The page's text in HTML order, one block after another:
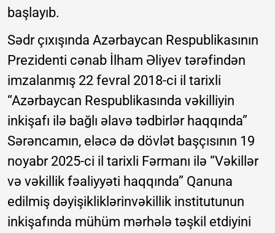
başlayıb.
Sədr çıxışında Azərbaycan Respublikasının
Prezidenti cənab İlham Əliyev tərəfindən
imzalanmış 22 fevral 2018-ci il tarixli
“Azərbaycan Respublikasında vəkilliyin
inkişafı ilə bağlı əlavə tədbirlər haqqında”
Sərəncamın, eləcə də dövlət başçısının 19
noyabr 2025-ci il tarixli Fərmanı ilə “Vəkillər
və vəkillik fəaliyyəti haqqında” Qanuna
edilmiş dəyişikliklərinvəkillik institutunun
inkişafında mühüm mərhələ təşkil etdiyini